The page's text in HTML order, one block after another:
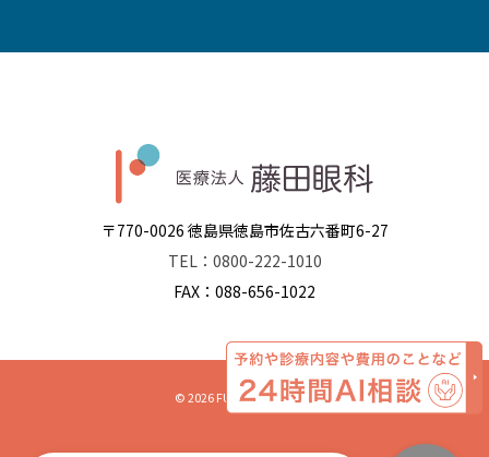
〒770-0026 徳島県徳島市佐古六番町6-27
TEL：0800-222-1010
FAX：088-656-1022
© 2026 FUJITA EYE CLINIC